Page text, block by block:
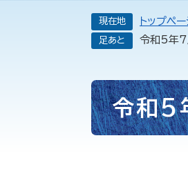
現在地 トップペー
足あと 令和5年7
本
文
令和5